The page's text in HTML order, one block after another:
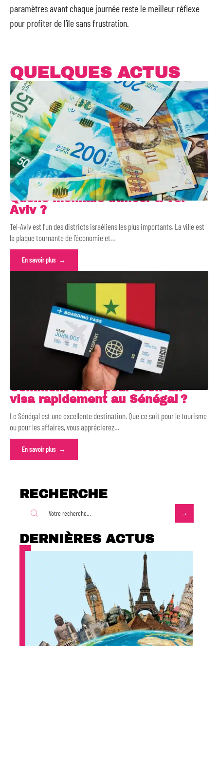
paramètres avant chaque journée reste le meilleur réflexe
pour profiter de l’île sans frustration.
QUELQUES ACTUS
Quelle monnaie utiliser à Tel-
Aviv ?
Tel-Aviv est l’un des districts israéliens les plus importants. La ville est
la plaque tournante de l’économie et…
En savoir plus
Comment faire pour avoir un
visa rapidement au Sénégal ?
Le Sénégal est une excellente destination. Que ce soit pour le tourisme
ou pour les affaires, vous apprécierez…
En savoir plus
RECHERCHE
DERNIÈRES ACTUS